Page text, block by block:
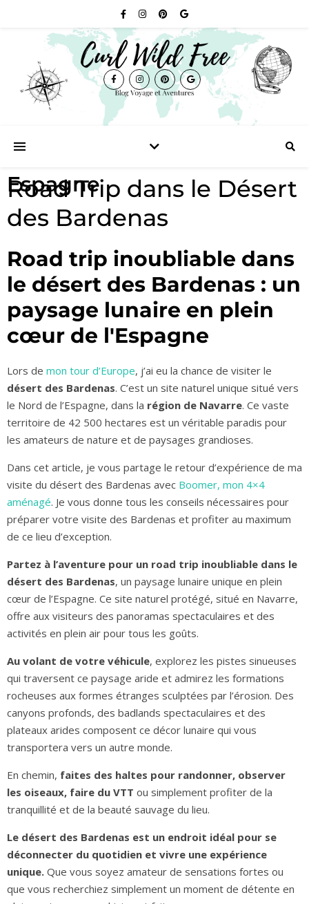
Espagne
Road Trip dans le Désert
des Bardenas
Road trip inoubliable dans
le désert des Bardenas : un
paysage lunaire en plein
cœur de l'Espagne
Lors de mon tour d’Europe, j’ai eu la chance de visiter le
désert des Bardenas. C’est un site naturel unique situé vers
le Nord de l’Espagne, dans la région de Navarre. Ce vaste
territoire de 42 500 hectares est un véritable paradis pour
les amateurs de nature et de paysages grandioses.
Dans cet article, je vous partage le retour d’expérience de ma
visite du désert des Bardenas avec Boomer, mon 4×4
aménagé. Je vous donne tous les conseils nécessaires pour
préparer votre visite des Bardenas et profiter au maximum
de ce lieu d’exception.
Partez à l’aventure pour un road trip inoubliable dans le
désert des Bardenas, un paysage lunaire unique en plein
cœur de l’Espagne. Ce site naturel protégé, situé en Navarre,
offre aux visiteurs des panoramas spectaculaires et des
activités en plein air pour tous les goûts.
Au volant de votre véhicule, explorez les pistes sinueuses
qui traversent ce paysage aride et admirez les formations
rocheuses aux formes étranges sculptées par l’érosion. Des
canyons profonds, des badlands spectaculaires et des
plateaux arides composent ce décor lunaire qui vous
transportera vers un autre monde.
En chemin, faites des haltes pour randonner, observer
les oiseaux, faire du VTT ou simplement profiter de la
tranquillité et de la beauté sauvage du lieu.
Le désert des Bardenas est un endroit idéal pour se
déconnecter du quotidien et vivre une expérience
unique. Que vous soyez amateur de sensations fortes ou
que vous recherchiez simplement un moment de détente en